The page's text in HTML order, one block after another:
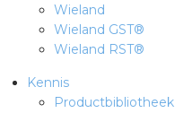
Wieland
Wieland GST®
Wieland RST®
Kennis
Productbibliotheek